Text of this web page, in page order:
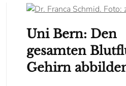
Uni Bern: Den
gesamten
Gehirn